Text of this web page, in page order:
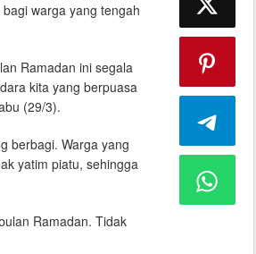
warga yang tengah
Ramadan ini segala
kita yang berpuasa
(29/3).
berbagi. Warga yang
yatim piatu, sehingga
Ramadan. Tidak